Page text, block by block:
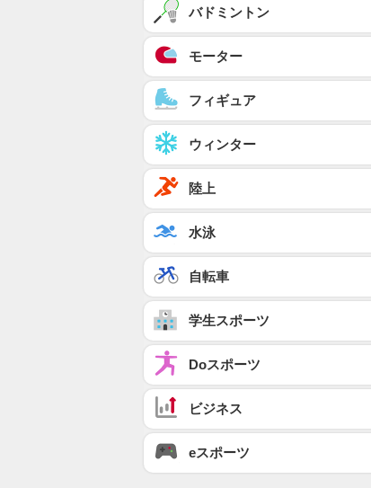
バドミントン
モーター
フィギュア
ウィンター
陸上
水泳
自転車
学生スポーツ
Doスポーツ
ビジネス
eスポーツ